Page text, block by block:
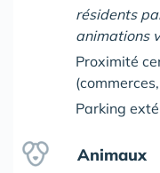
résidents
animations
Proximité
Parking
Animaux